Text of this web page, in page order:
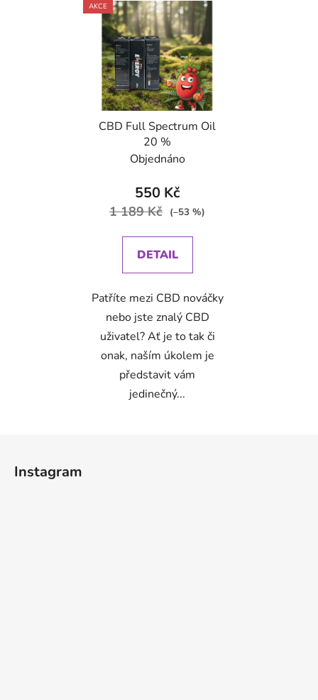
AKCE
CBD Full Spectrum Oil
20 %
Objednáno
550 Kč
1 189 Kč (–53 %)
DETAIL
Patříte mezi CBD nováčky
nebo jste znalý CBD
uživatel? Ať je to tak či
onak, naším úkolem je
představit vám
jedinečný...
Instagram